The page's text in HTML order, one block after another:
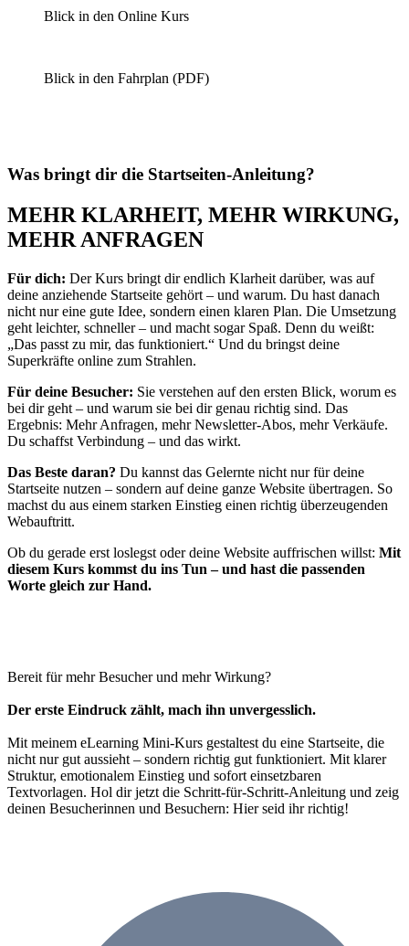
Blick in den Online Kurs
Blick in den Fahrplan (PDF)
Was bringt dir die Startseiten-Anleitung?
MEHR KLARHEIT, MEHR WIRKUNG,
MEHR ANFRAGEN
Für dich: Der Kurs bringt dir endlich Klarheit darüber, was auf
deine anziehende Startseite gehört – und warum. Du hast danach
nicht nur eine gute Idee, sondern einen klaren Plan. Die Umsetzung
geht leichter, schneller – und macht sogar Spaß. Denn du weißt:
„Das passt zu mir, das funktioniert.“ Und du bringst deine
Superkräfte online zum Strahlen.
Für deine Besucher: Sie verstehen auf den ersten Blick, worum es
bei dir geht – und warum sie bei dir genau richtig sind. Das
Ergebnis: Mehr Anfragen, mehr Newsletter-Abos, mehr Verkäufe.
Du schaffst Verbindung – und das wirkt.
Das Beste daran? Du kannst das Gelernte nicht nur für deine
Startseite nutzen – sondern auf deine ganze Website übertragen. So
machst du aus einem starken Einstieg einen richtig überzeugenden
Webauftritt.
Ob du gerade erst loslegst oder deine Website auffrischen willst: Mit
diesem Kurs kommst du ins Tun – und hast die passenden
Worte gleich zur Hand.
Bereit für mehr Besucher und mehr Wirkung?
Der erste Eindruck zählt, mach ihn unvergesslich.
Mit meinem eLearning Mini-Kurs gestaltest du eine Startseite, die
nicht nur gut aussieht – sondern richtig gut funktioniert. Mit klarer
Struktur, emotionalem Einstieg und sofort einsetzbaren
Textvorlagen. Hol dir jetzt die Schritt-für-Schritt-Anleitung und zeig
deinen Besucherinnen und Besuchern: Hier seid ihr richtig!